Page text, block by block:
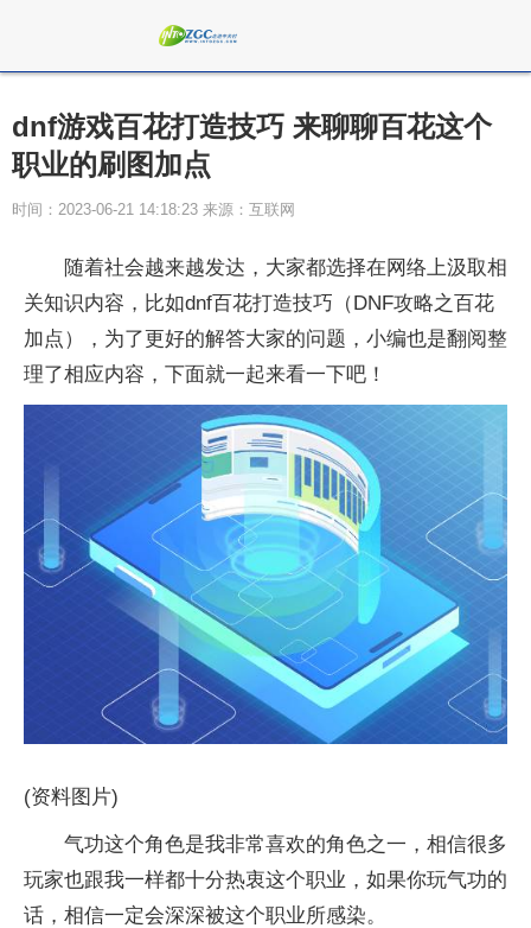
dnf游戏百花打造技巧 来聊聊百花这个
职业的刷图加点
时间：2023-06-21 14:18:23 来源：互联网
随着社会越来越发达，大家都选择在网络上汲取相
关知识内容，比如dnf百花打造技巧（DNF攻略之百花
加点），为了更好的解答大家的问题，小编也是翻阅整
理了相应内容，下面就一起来看一下吧！
(资料图片)
气功这个角色是我非常喜欢的角色之一，相信很多
玩家也跟我一样都十分热衷这个职业，如果你玩气功的
话，相信一定会深深被这个职业所感染。